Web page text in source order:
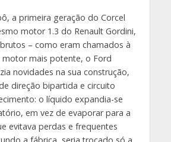
a primeira geração do Corcel
motor 1.3 do Renault Gordini,
– como eram chamados à
motor mais potente, o Ford
novidades na sua construção,
direção bipartida e circuito
o líquido expandia-se
em vez de evaporar para a
evitava perdas e frequentes
a fábrica, seria trocado só a